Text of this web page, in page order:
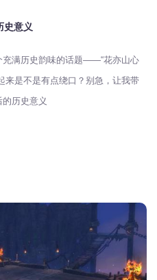
史意义
充满历史韵味的话题——“花亦山心
来是不是有点绕口？别急，让我带
历史意义